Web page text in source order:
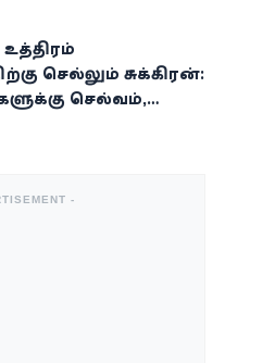
செல்லும் சுக்கிரன்:
செல்வம்,
-